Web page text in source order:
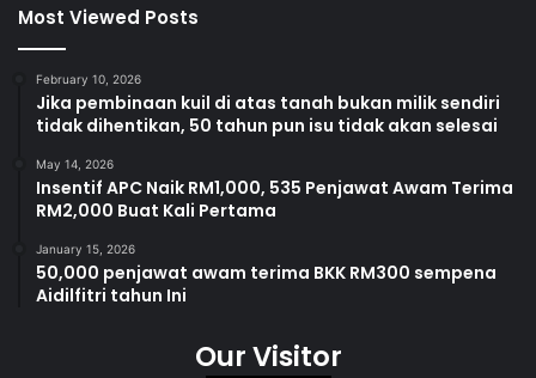
Most Viewed Posts
February 10, 2026
Jika pembinaan kuil di atas tanah bukan milik sendiri
tidak dihentikan, 50 tahun pun isu tidak akan selesai
May 14, 2026
Insentif APC Naik RM1,000, 535 Penjawat Awam Terima
RM2,000 Buat Kali Pertama
January 15, 2026
50,000 penjawat awam terima BKK RM300 sempena
Aidilfitri tahun Ini
Our Visitor